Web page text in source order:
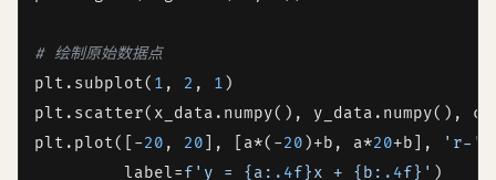
# 绘制原始数据点
plt.subplot( 1 , 2 , 1 )
plt.scatter(x_data.numpy(), y_data.numpy(),
plt.plot([-20 , 20 ], [a*(-20 )+b, a*20+b], 'r-'
         label=
f'y = {a: .4f}x + {b: .4f} ' )